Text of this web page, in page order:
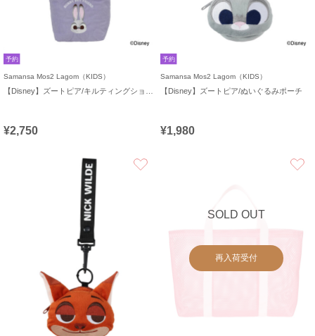
予約
Samansa Mos2 Lagom（KIDS）
¥2,750
予約
Samansa Mos2 Lagom（KIDS）
【Disney】ズートピア/ぬいぐるみポーチ
¥1,980
SOLD OUT
再入荷受付